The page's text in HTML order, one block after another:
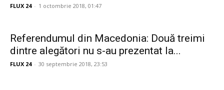
FLUX 24 - 1 octombrie 2018, 01:47
Referendumul din Macedonia: Două treimi
dintre alegători nu s-au prezentat la...
FLUX 24 - 30 septembrie 2018, 23:53